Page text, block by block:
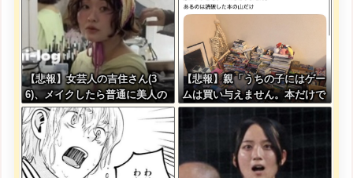
【悲報】女芸人の吉住さん(3
6)、メイクしたら普通に美人の
部類だったと判明
【悲報】親「うちの子にはゲー
ムは買い与えません。本だけで
十分」→結果ｗｗｗ